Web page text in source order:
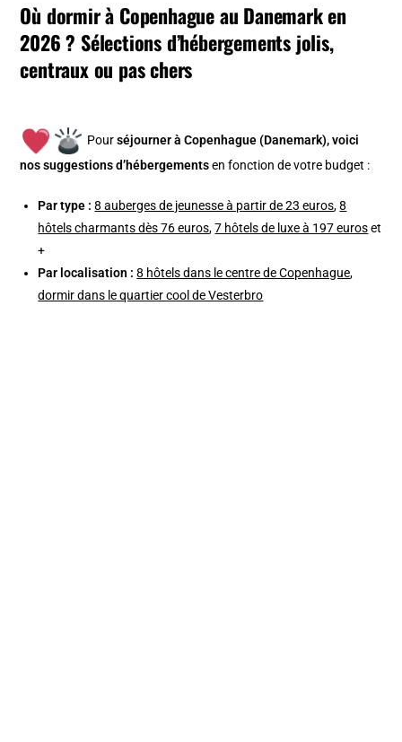
Où dormir à Copenhague au Danemark en
2026 ? Sélections d’hébergements jolis,
centraux ou pas chers
Pourséjourner à Copenhague (Danemark), voici
nos suggestions d’hébergements en fonction de votre budget :
Par type :8 auberges de jeunesse à partir de 23 euros,8
hôtels charmants dès 76 euros,7 hôtels de luxe à 197 euroset
+
Par localisation :8 hôtels dans le centre de Copenhague,
dormir dans le quartier cool de Vesterbro